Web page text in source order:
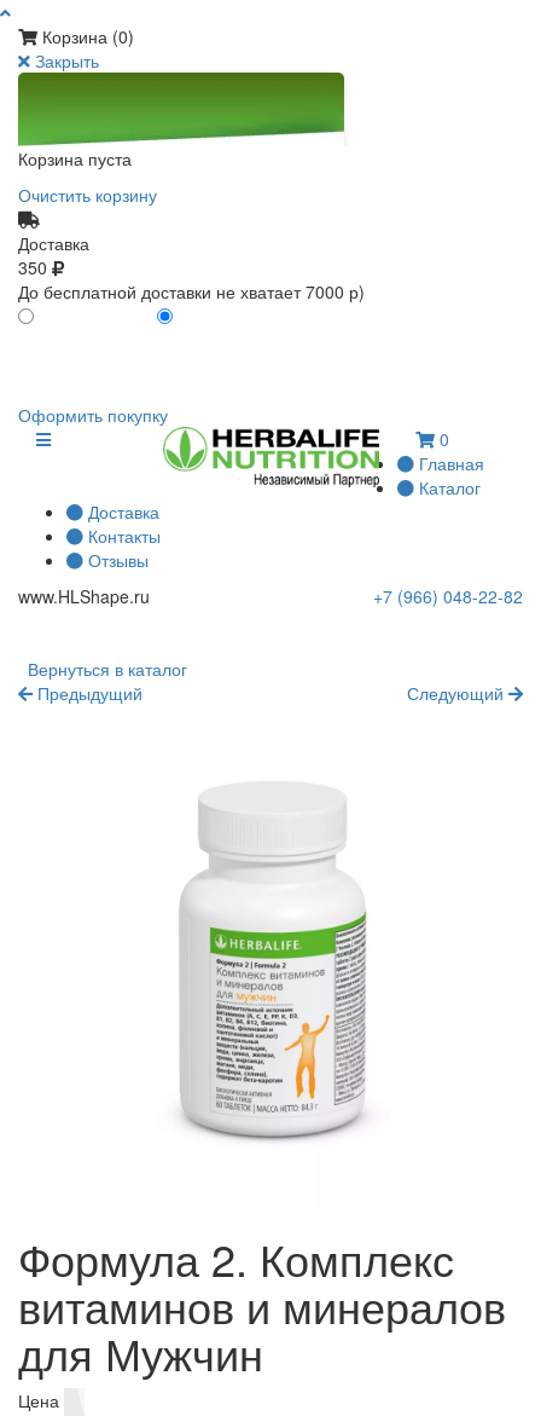
Корзина (0)
Закрыть
Корзина пуста
Очистить корзину
Доставка
350
До бесплатной доставки не хватает 7000 р)
Оформить покупку
0
Главная
Каталог
Доставка
Контакты
Отзывы
www.HLShape.ru +7 (966) 048-22-82
Вернуться в каталог
Предыдущий
Следующий
Формула 2. Комплекс
витаминов и минералов
для Мужчин
Цена